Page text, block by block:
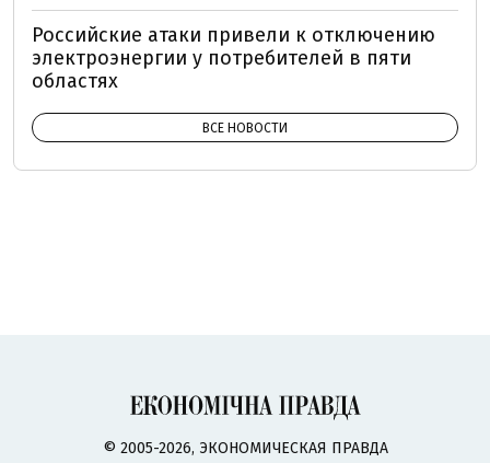
Российские атаки привели к отключению
электроэнергии у потребителей в пяти
областях
ВСЕ НОВОСТИ
© 2005-2026, ЭКОНОМИЧЕСКАЯ ПРАВДА